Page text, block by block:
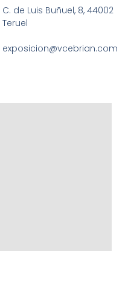
C. de Luis Buñuel, 8, 44002
Teruel
exposicion@vcebrian.com